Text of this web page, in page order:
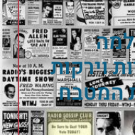
וירקות
המטבח